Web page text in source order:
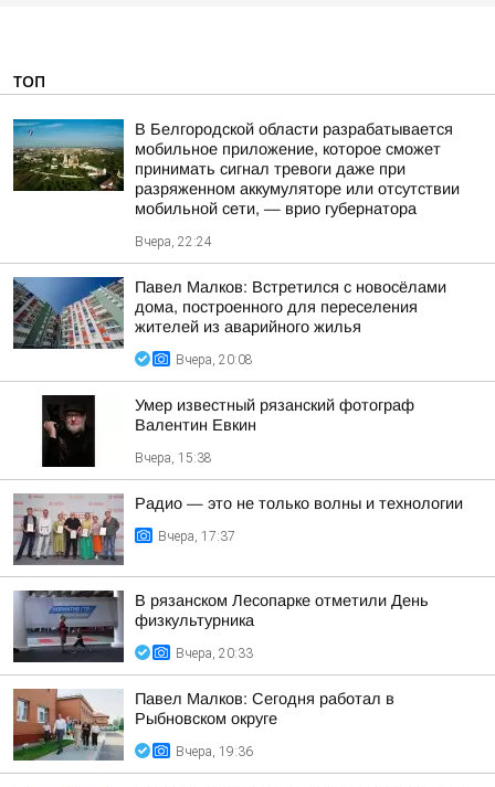
ТОП
В Белгородской области разрабатывается
мобильное приложение, которое сможет
принимать сигнал тревоги даже при
разряженном аккумуляторе или отсутствии
мобильной сети, — врио губернатора
Вчера, 22:24
Павел Малков: Встретился с новосёлами
дома, построенного для переселения
жителей из аварийного жилья
Вчера, 20:08
Умер известный рязанский фотограф
Валентин Евкин
Вчера, 15:38
Радио — это не только волны и технологии
Вчера, 17:37
В рязанском Лесопарке отметили День
физкультурника
Вчера, 20:33
Павел Малков: Сегодня работал в
Рыбновском округе
Вчера, 19:36